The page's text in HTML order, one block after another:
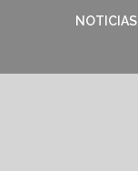
NOTICIAS